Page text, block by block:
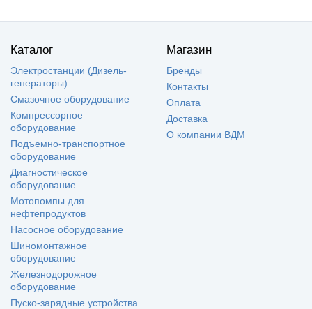
Каталог
Электростанции (Дизель-
генераторы)
Смазочное оборудование
Компрессорное
оборудование
Подъемно-транспортное
оборудование
Диагностическое
оборудование.
Мотопомпы для
нефтепродуктов
Насосное оборудование
Шиномонтажное
оборудование
Железнодорожное
оборудование
Пуско-зарядные устройства
Магазин
Бренды
Контакты
Оплата
Доставка
О компании ВДМ